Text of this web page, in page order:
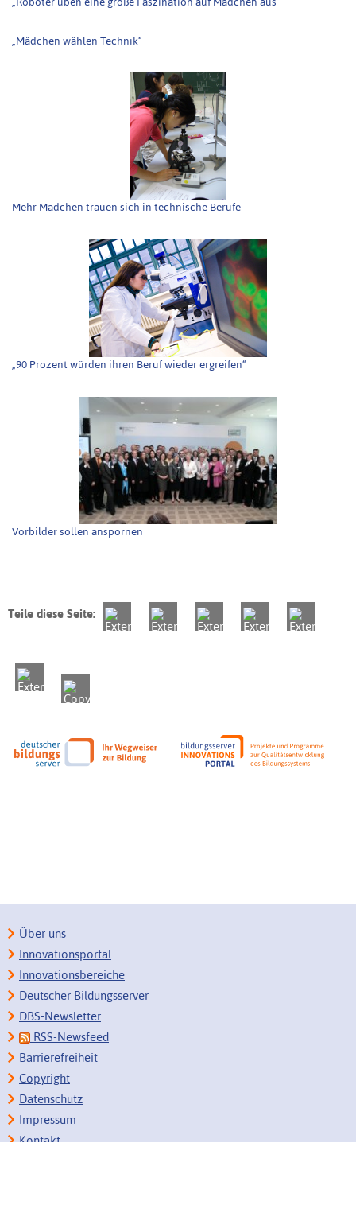
„Mädchen wählen Technik“
Mehr Mädchen trauen sich in technische Berufe
„90 Prozent würden ihren Beruf wieder ergreifen“
Vorbilder sollen anspornen
Teile diese Seite:
Über uns
Innovationsportal
Innovationsbereiche
Deutscher Bildungsserver
DBS-Newsletter
RSS-Newsfeed
Barrierefreiheit
Copyright
Datenschutz
Impressum
Kontakt